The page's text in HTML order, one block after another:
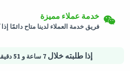
إذا طلبته خلال7 ساعة و 51 دقيقة
خدمة عملاء مميزة
فريق خدمة العملاء لدينا متاح دائمًا
المشتريات